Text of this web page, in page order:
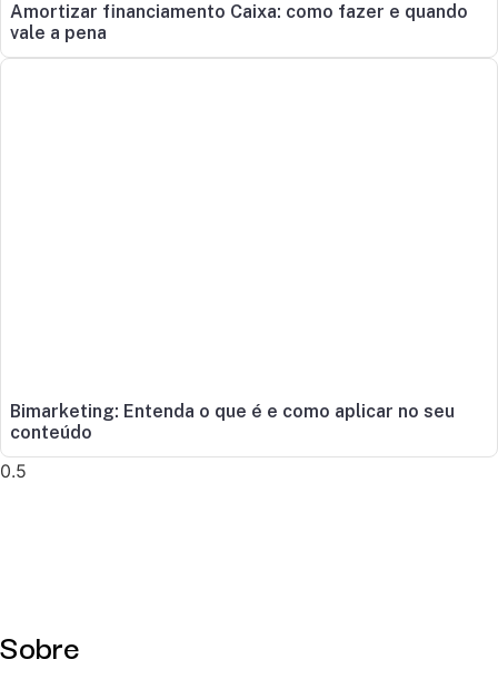
Amortizar financiamento Caixa: como fazer e quando
vale a pena
Bimarketing: Entenda o que é e como aplicar no seu
conteúdo
Sobre